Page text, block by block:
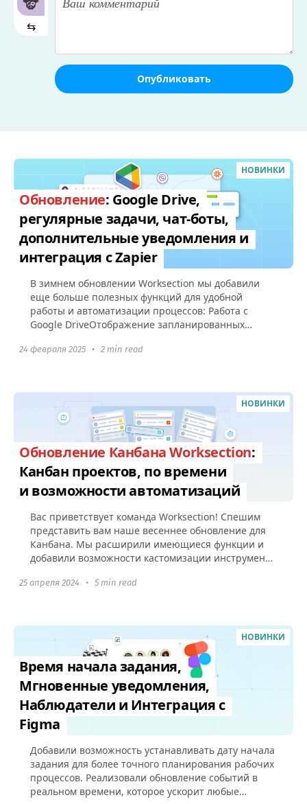
⇆
Опубликовать
НОВИНКИ
Обновление: Google Drive,
регулярные задачи, чат-боты,
дополнительные уведомления и
интеграция с Zapier
В зимнем обновлении Worksection мы добавили
еще больше полезных функций для удобной
работы и автоматизации процессов: Работа с
Google DriveОтображение запланированных
24 февраля 2025 • 2 min read
НОВИНКИ
Обновление Канбана Worksection:
Канбан проектов, по времени
и возможности автоматизаций
Вас приветствует команда Worksection! Спешим
представить вам наше весеннее обновление для
Канбана. Мы расширили имеющиеся функции и
добавили возможности кастомизации инструмента
25 апреля 2024 • 5 min read
НОВИНКИ
Время начала задания,
Мгновенные уведомления,
Наблюдатели и Интеграция с
Figma
Добавили возможность устанавливать дату начала
задания для более точного планирования рабочих
процессов. Реализовали обновление событий в
реальном времени, которое ускорит любые